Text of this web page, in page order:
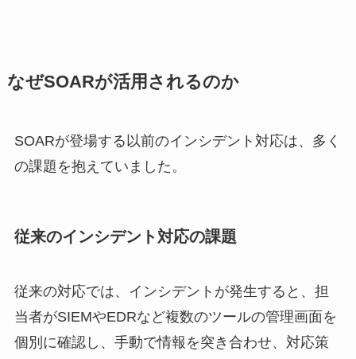
なぜSOARが活用されるのか
SOARが登場する以前のインシデント対応は、多く
の課題を抱えていました。
従来のインシデント対応の課題
従来の対応では、インシデントが発生すると、担
当者がSIEMやEDRなど複数のツールの管理画面を
個別に確認し、手動で情報を突き合わせ、対応策